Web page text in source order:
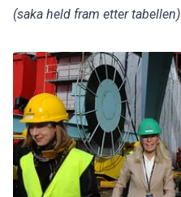
(saka held fram etter tabellen)